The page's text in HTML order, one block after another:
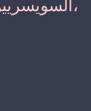
السويسريين،